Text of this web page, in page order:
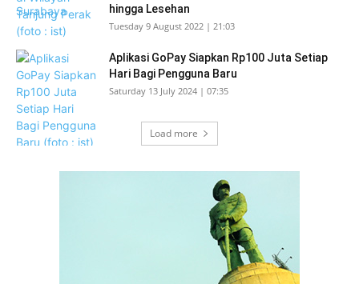
hingga Lesehan
Tuesday 9 August 2022 | 21:03
Aplikasi GoPay Siapkan Rp100 Juta Setiap
Hari Bagi Pengguna Baru
Saturday 13 July 2024 | 07:35
Load more